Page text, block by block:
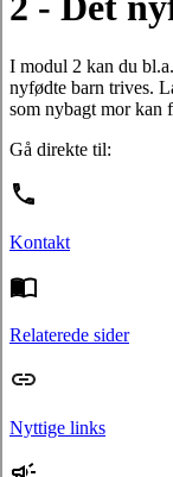
I modul 2 kan du
nyfødte barn trives.
som nybagt mor kan
Gå direkte til:
Kontakt
Relaterede sider
Nyttige links